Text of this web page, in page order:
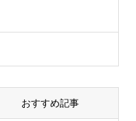
おすすめ記事